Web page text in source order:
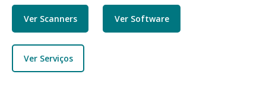
Ver Scanners Ver Software
Ver Serviços